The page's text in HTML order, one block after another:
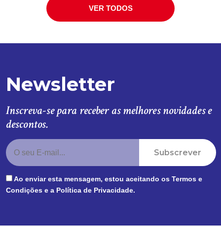
VER TODOS
Newsletter
Inscreva-se para receber as melhores novidades e
descontos.
Subscrever
Ao enviar esta mensagem, estou aceitando os Termos e
Condições e a Política de Privacidade.